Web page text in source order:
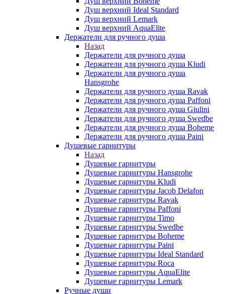
Душ верхний Ideal Standard
Душ верхний Lemark
Душ верхний AquaElite
Держатели для ручного душа
Назад
Держатели для ручного душа
Держатели для ручного душа Kludi
Держатели для ручного душа
Hansgrohe
Держатели для ручного душа Ravak
Держатели для ручного душа Paffoni
Держатели для ручного душа Giulini
Держатели для ручного душа Swedbe
Держатели для ручного душа Boheme
Держатели для ручного душа Paini
Душевые гарнитуры
Назад
Душевые гарнитуры
Душевые гарнитуры Hansgrohe
Душевые гарнитуры Kludi
Душевые гарнитуры Jacob Delafon
Душевые гарнитуры Ravak
Душевые гарнитуры Paffoni
Душевые гарнитуры Timo
Душевые гарнитуры Swedbe
Душевые гарнитуры Boheme
Душевые гарнитуры Paini
Душевые гарнитуры Ideal Standard
Душевые гарнитуры Roca
Душевые гарнитуры AquaElite
Душевые гарнитуры Lemark
Ручные души